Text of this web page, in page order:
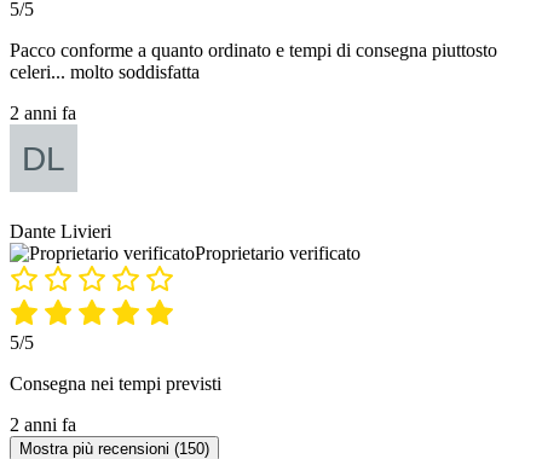
5/5
Pacco conforme a quanto ordinato e tempi di consegna piuttosto
celeri... molto soddisfatta
2 anni fa
Dante Livieri
Proprietario verificato
5/5
Consegna nei tempi previsti
2 anni fa
Mostra più recensioni (150)